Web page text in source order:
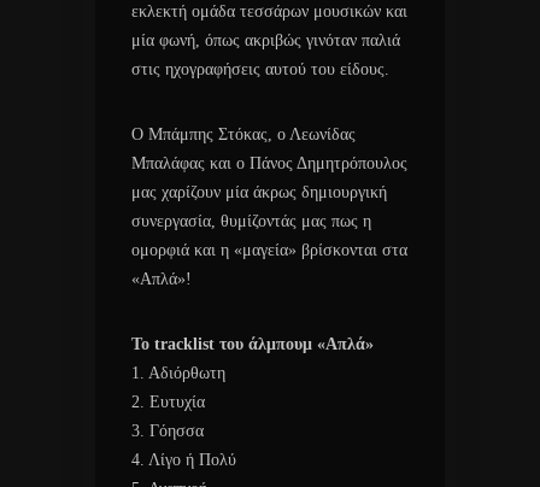
εκλεκτή ομάδα τεσσάρων μουσικών και
μία φωνή, όπως ακριβώς γινόταν παλιά
στις ηχογραφήσεις αυτού του είδους.
Ο Μπάμπης Στόκας, ο Λεωνίδας
Μπαλάφας και ο Πάνος Δημητρόπουλος
μας χαρίζουν μία άκρως δημιουργική
συνεργασία, θυμίζοντάς μας πως η
ομορφιά και η «μαγεία» βρίσκονται στα
«Απλά»!
Το tracklist του άλμπουμ «Απλά»
1. Αδιόρθωτη
2. Ευτυχία
3. Γόησσα
4. Λίγο ή Πολύ